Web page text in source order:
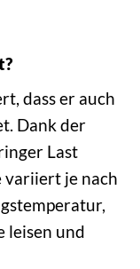
dass er auch
Dank der
Last
variiert je nach
leisen und